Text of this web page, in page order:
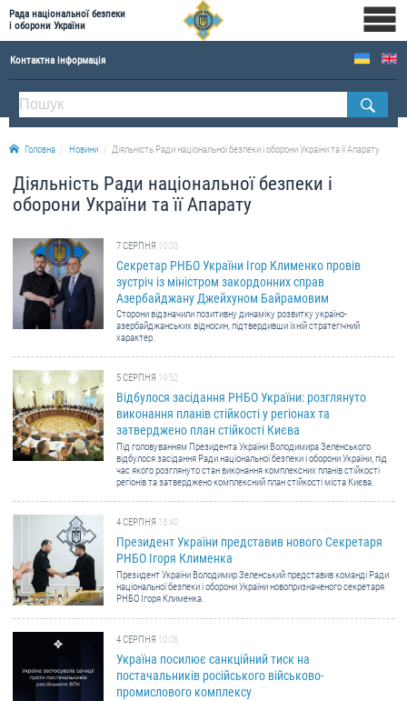
Рада національної безпеки
і оборони України
Контактна інформація
ПРО РНБОУ
Склад Ради національної безпеки і оборони України
Апарат Ради національної безпеки і оборони України
Правова основа діяльності Ради національної безпеки і оборони України
Історична довідка про діяльність Ради національної безпеки і оборони України
ОФІЦІЙНІ ДОКУМЕНТИ
ПРЕСЦЕНТР
Новини
Фотогалерея
Відеогалерея
ЗВЕРНЕННЯ ГРОМАДЯН
Електронне звернення
ДОСТУП ДО ПУБЛІЧНОЇ ІНФОРМАЦІЇ
Організація доступу до публічної інформації
Запит на отримання публічної інформації
Питання запобігання корупції
Публічні закупівлі
Головна Новини Діяльність Ради національної безпеки і оборони України та її Апарату
Діяльність Ради національної безпеки і
оборони України та її Апарату
7 СЕРПНЯ 10:03
Секретар РНБО України Ігор Клименко провів
зустріч із міністром закордонних справ
Азербайджану Джейхуном Байрамовим
Сторони відзначили позитивну динаміку розвитку україно-
азербайджанських відносин, підтвердивши їхній стратегічний
характер.
5 СЕРПНЯ 19:52
Відбулося засідання РНБО України: розглянуто
виконання планів стійкості у регіонах та
затверджено план стійкості Києва
Під головуванням Президента України Володимира Зеленського
відбулося засідання Ради національної безпеки і оборони України, під
час якого розглянуто стан виконання комплексних планів стійкості
регіонів та затверджено комплексний план стійкості міста Києва.
4 СЕРПНЯ 18:40
Президент України представив нового Секретаря
РНБО Ігоря Клименка
Президент України Володимир Зеленський представив команді Ради
національної безпеки і оборони України новопризначеного секретаря
РНБО Ігоря Клименка.
4 СЕРПНЯ 10:06
Україна посилює санкційний тиск на
постачальників російського військово-
промислового комплексу